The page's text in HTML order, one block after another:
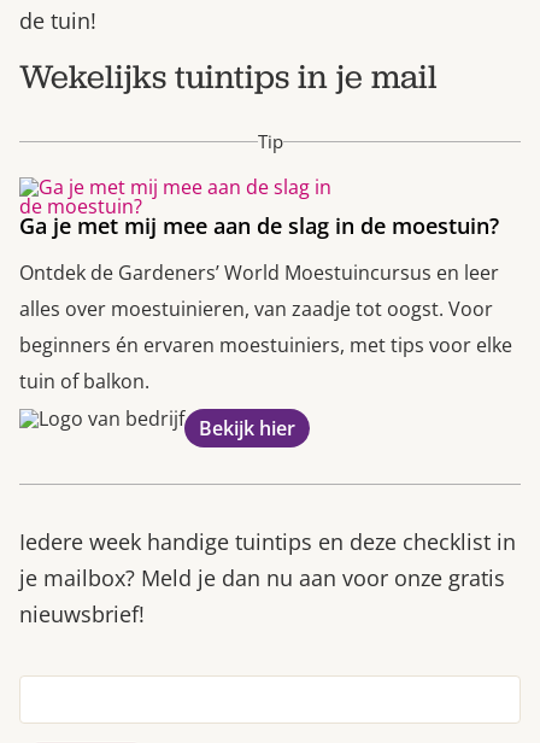
de tuin!
Wekelijks tuintips in je mail
Tip
Ga je met mij mee aan de slag in de moestuin?
Ontdek de Gardeners’ World Moestuincursus en leer
alles over moestuinieren, van zaadje tot oogst. Voor
beginners én ervaren moestuiniers, met tips voor elke
tuin of balkon.
Bekijk hier
Iedere week handige tuintips en deze checklist in
je mailbox? Meld je dan nu aan voor onze gratis
nieuwsbrief!